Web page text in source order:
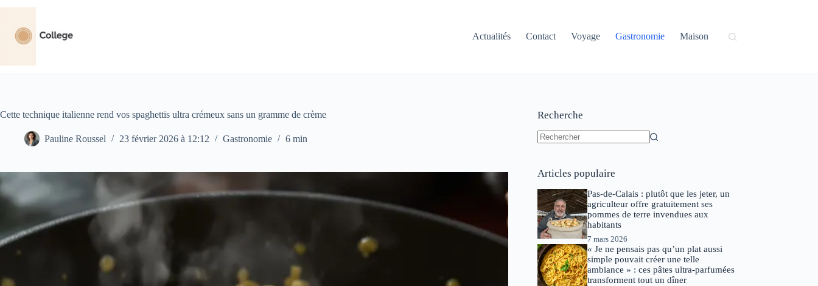
contenu
Actualités
Contact Voyage Gastronomie Maison
Cette technique italienne rend vos spaghettis ultra crémeux sans un gramme de crème
Pauline Roussel 23 février 2026 à 12:12 Gastronomie 6 min
Recherche
Articles populaire
Pas-de-Calais : plutôt que les jeter, un
agriculteur offre gratuitement ses
pommes de terre invendues aux
habitants
7 mars 2026
« Je ne pensais pas qu’un plat aussi
simple pouvait créer une telle
ambiance » : ces pâtes ultra-parfumées
transforment tout un dîner